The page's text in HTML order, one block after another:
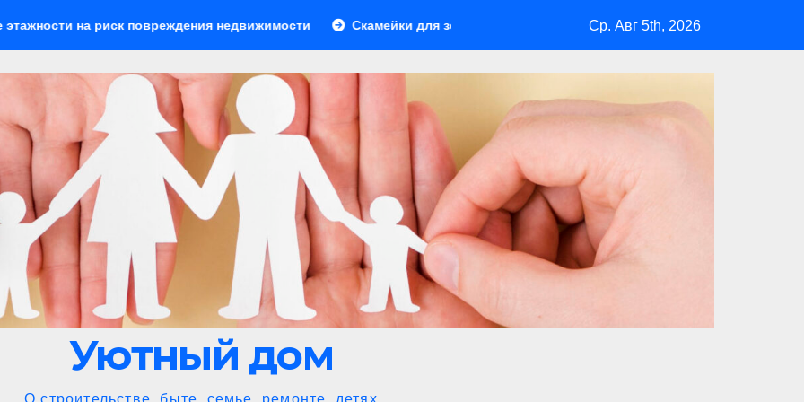
повреждения недвижимости Скамейки для зоны барбекю: удобство и безопасность на участке Madmetal.ru
Ср. Авг 5th, 2026
Уютный дом
О строительстве, быте, семье, ремонте, детях